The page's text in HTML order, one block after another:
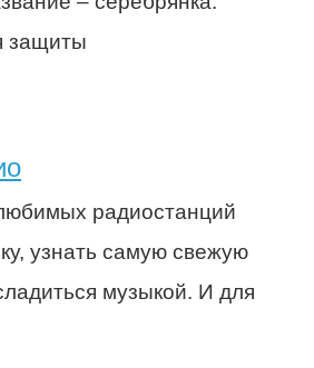
защиты
радиостанций
узнать самую свежую
музыкой. И для